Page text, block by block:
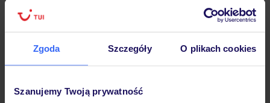
Zgoda Szczegóły O plikach cookies
Szanujemy Twoją prywatność
Hotel
Opinie